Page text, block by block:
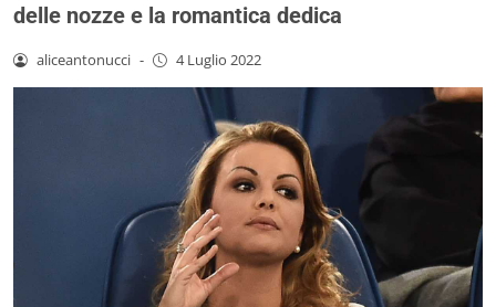
delle nozze e la romantica dedica
aliceantonucci - 4 Luglio 2022